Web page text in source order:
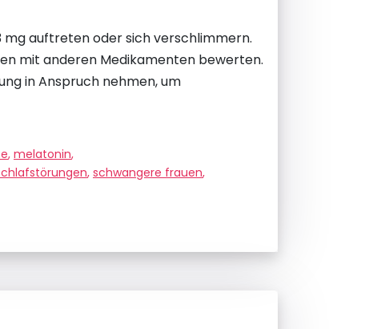
mg auftreten oder sich verschlimmern.
mit anderen Medikamenten bewerten.
in Anspruch nehmen, um
, melatonin,
, schwangere frauen,